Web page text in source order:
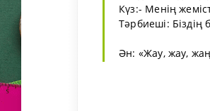
Күз:- Менің
Тәрбиеші: Біздің
Ән: «Жау, жау,